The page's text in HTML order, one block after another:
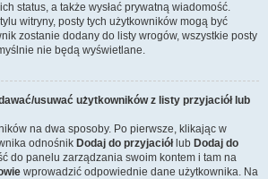
status, a także wysłać prywatną wiadomość.
witryny, posty tych użytkowników mogą być
zostanie dodany do listy wrogów, wszystkie posty
nie będą wyświetlane.
usuwać użytkowników z listy przyjaciół lub
na dwa sposoby. Po pierwsze, klikając w
odnośnik Dodaj do przyjaciółlub Dodaj do
do panelu zarządzania swoim kontem i tam na
wprowadzić odpowiednie dane użytkownika. Na